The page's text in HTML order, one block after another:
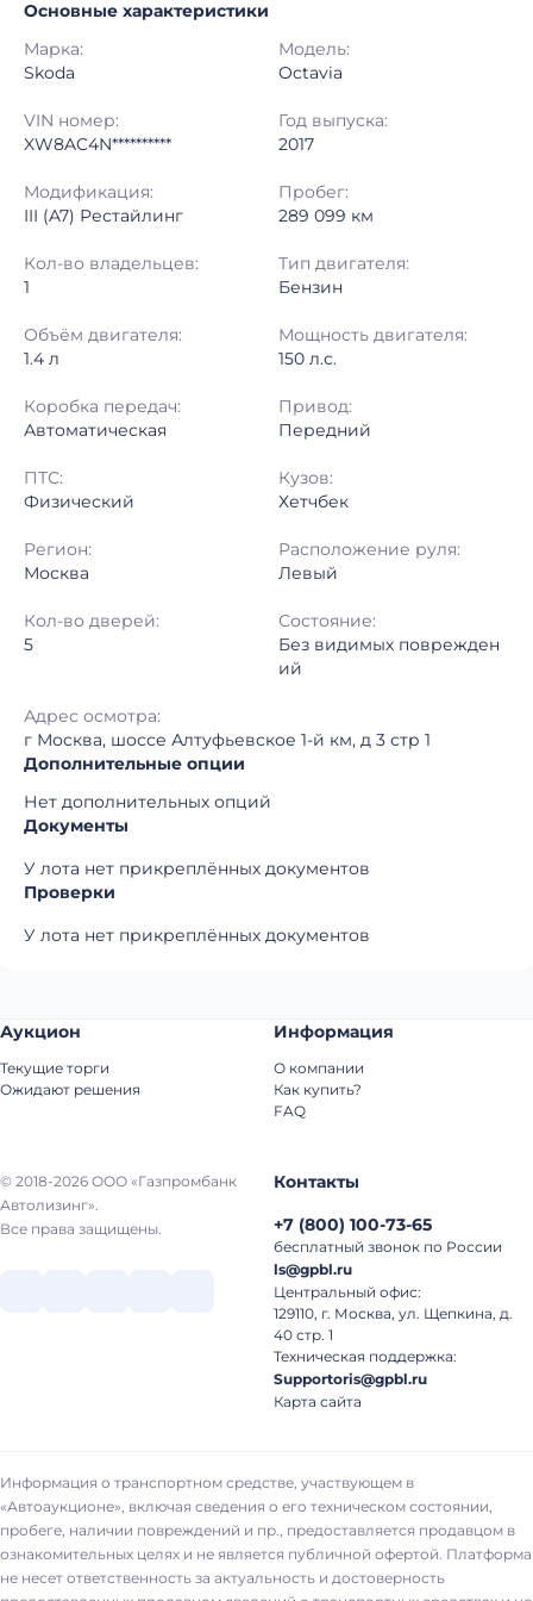
Начало торгов: 29.07.2026, 21:24 МСК
Конец торгов: 30.07.2026, 11:36 МСК
Тип аукциона: Открытые торги
Шаг торгов: 50 000 ₽
Кол-во ставок:
Основные характеристики
Марка:
Skoda
Модель:
Octavia
VIN номер:
XW8AC4N**********
Год выпуска:
2017
Модификация:
III (A7) Рестайлинг
Пробег:
289 099 км
Кол-во владельцев:
1
Тип двигателя:
Бензин
Объём двигателя:
1.4 л
Мощность двигателя:
150 л.с.
Коробка передач:
Автоматическая
Привод:
Передний
ПТС:
Физический
Кузов:
Хетчбек
Регион:
Москва
Расположение руля:
Левый
Кол-во дверей:
5
Состояние:
Без видимых поврежден
ий
Адрес осмотра:
г Москва, шоссе Алтуфьевское 1-й км, д 3 стр 1
Дополнительные опции
Нет дополнительных опций
Документы
У лота нет прикреплённых документов
Проверки
У лота нет прикреплённых документов
© 2018-2026 ООО «Газпромбанк
Автолизинг».
Все права защищены.
Аукцион
Текущие торги
Ожидают решения
Информация
О компании
Как купить?
FAQ
Контакты
+7 (800) 100-73-65
бесплатный звонок по России
ls@gpbl.ru
Центральный офис:
129110, г. Москва, ул. Щепкина, д.
40 стр. 1
Техническая поддержка:
Supportoris@gpbl.ru
Карта сайта
Информация о транспортном средстве, участвующем в
«Автоаукционе», включая сведения о его техническом состоянии,
пробеге, наличии повреждений и пр., предоставляется продавцом в
ознакомительных целях и не является публичной офертой. Платформа
не несет ответственность за актуальность и достоверность